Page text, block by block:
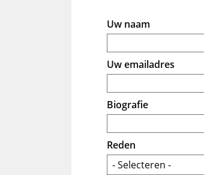
Uw naam
Uw emailadres
Biografie
Reden